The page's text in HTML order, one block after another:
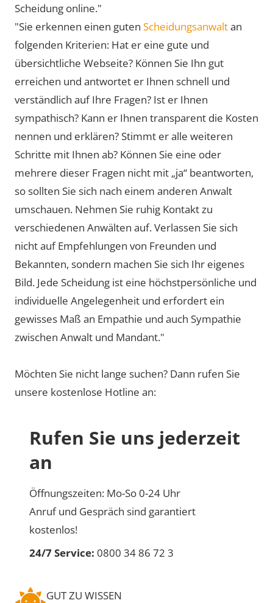
Scheidung online."
"Sie erkennen einen guten Scheidungsanwaltan
folgenden Kriterien: Hat er eine gute und
übersichtliche Webseite? Können Sie Ihn gut
erreichen und antwortet er Ihnen schnell und
verständlich auf Ihre Fragen? Ist er Ihnen
sympathisch? Kann er Ihnen transparent die Kosten
nennen und erklären? Stimmt er alle weiteren
Schritte mit Ihnen ab? Können Sie eine oder
mehrere dieser Fragen nicht mit „ja“ beantworten,
so sollten Sie sich nach einem anderen Anwalt
umschauen. Nehmen Sie ruhig Kontakt zu
verschiedenen Anwälten auf. Verlassen Sie sich
nicht auf Empfehlungen von Freunden und
Bekannten, sondern machen Sie sich Ihr eigenes
Bild. Jede Scheidung ist eine höchstpersönliche und
individuelle Angelegenheit und erfordert ein
gewisses Maß an Empathie und auch Sympathie
zwischen Anwalt und Mandant."
Möchten Sie nicht lange suchen? Dann rufen Sie
unsere kostenlose Hotline an:
Rufen Sie uns jederzeit
an
Öffnungszeiten: Mo-So 0-24 Uhr
Anruf und Gespräch sind garantiert
kostenlos!
24/7 Service: 0800 34 86 72 3
GUT ZU WISSEN